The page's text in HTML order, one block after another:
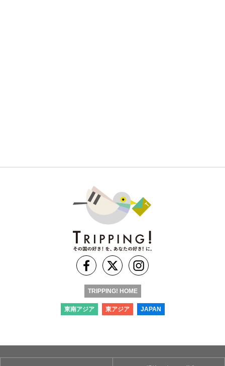
TRIPPING! HOME
東南アジア 東アジア JAPAN